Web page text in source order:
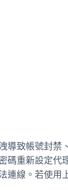
致帳號封禁
碼重新設定代
連線。若使